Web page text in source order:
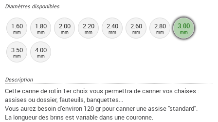
Diamètres disponibles
1.60
mm
1.80
mm
2.00
mm
2.20
mm
2.40
mm
2.60
mm
2.80
mm
3.00
mm
3.50
mm
4.00
mm
Description
Cette canne de rotin 1er choix vous permettra de canner vos chaises :
assises ou dossier, fauteuils, banquettes...
Vous aurez besoin d'environ 120 gr pour canner une assise "standard".
La longueur des brins est variable dans une couronne.